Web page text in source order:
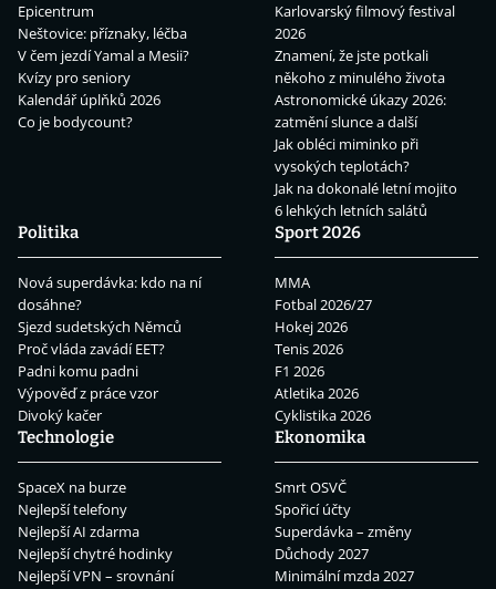
Epicentrum
Neštovice: příznaky, léčba
V čem jezdí Yamal a Mesii?
Kvízy pro seniory
Kalendář úplňků 2026
Co je bodycount?
Karlovarský filmový festival
2026
Znamení, že jste potkali
někoho z minulého života
Astronomické úkazy 2026:
zatmění slunce a další
Jak obléci miminko při
vysokých teplotách?
Jak na dokonalé letní mojito
6 lehkých letních salátů
Politika
Nová superdávka: kdo na ní
dosáhne?
Sjezd sudetských Němců
Proč vláda zavádí EET?
Padni komu padni
Výpověď z práce vzor
Divoký kačer
Sport 2026
MMA
Fotbal 2026/27
Hokej 2026
Tenis 2026
F1 2026
Atletika 2026
Cyklistika 2026
Technologie
SpaceX na burze
Nejlepší telefony
Nejlepší AI zdarma
Nejlepší chytré hodinky
Nejlepší VPN – srovnání
Ekonomika
Smrt OSVČ
Spořicí účty
Superdávka – změny
Důchody 2027
Minimální mzda 2027